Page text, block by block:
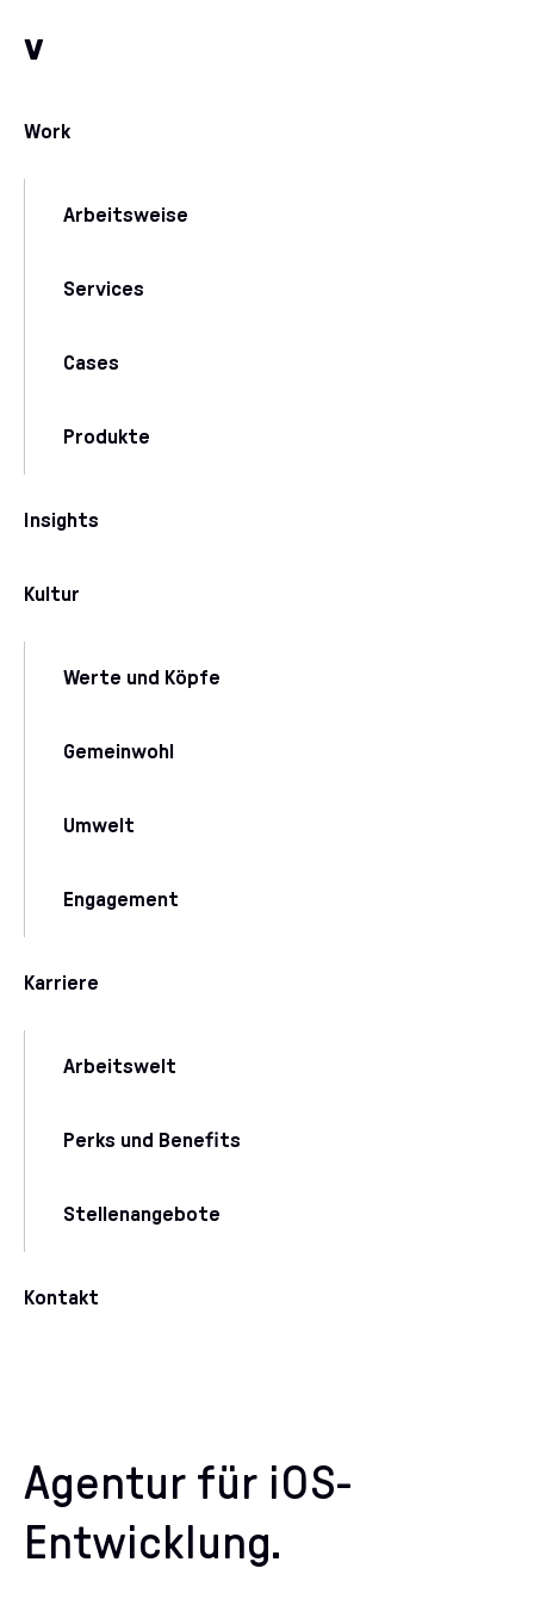
v
Work
Arbeitsweise
Services
Cases
Produkte
Insights
Kultur
Werte und Köpfe
Gemeinwohl
Umwelt
Engagement
Karriere
Arbeitswelt
Perks und Benefits
Stellenangebote
Kontakt
Agentur für iOS-
Entwicklung.